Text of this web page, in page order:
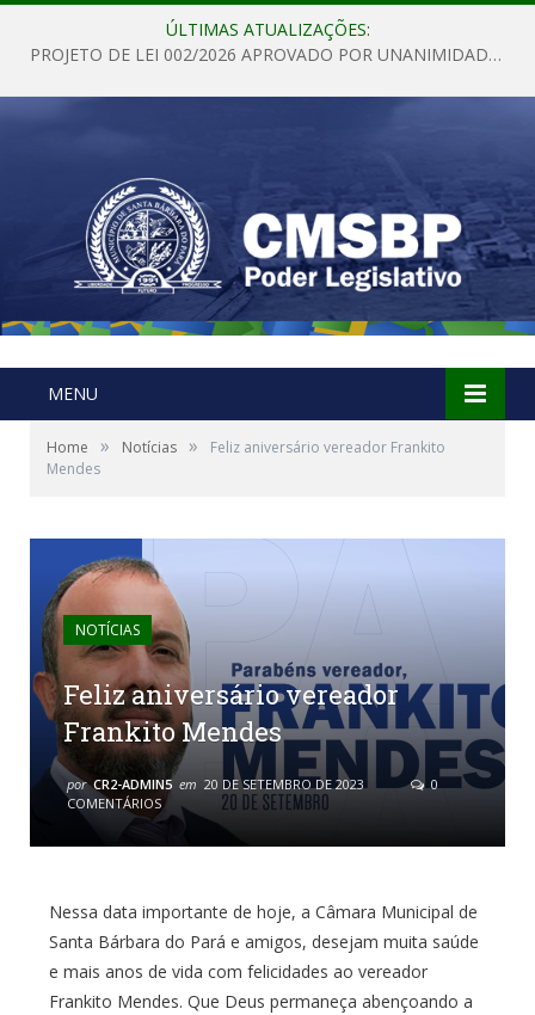
ÚLTIMAS ATUALIZAÇÕES:
PROJETO DE LEI 002/2026 APROVADO POR UNANIMIDADE EM SESSÃO ORDINÁRIA NESTA QUINTA – FEIRA 28 DE MAIO DE 2026
MENU
Home » Notícias »
Feliz aniversário vereador Frankito
Mendes
NOTÍCIAS
Feliz aniversário vereador
Frankito Mendes
por CR2-ADMIN5 em 20 DE SETEMBRO DE 2023
0
COMENTÁRIOS
Nessa data importante de hoje, a Câmara Municipal de
Santa Bárbara do Pará e amigos, desejam muita saúde
e mais anos de vida com felicidades ao vereador
Frankito Mendes. Que Deus permaneça abençoando a